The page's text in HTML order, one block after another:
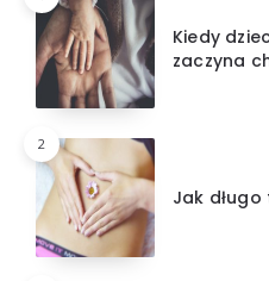
Kiedy
zaczyna
2
Jak długo